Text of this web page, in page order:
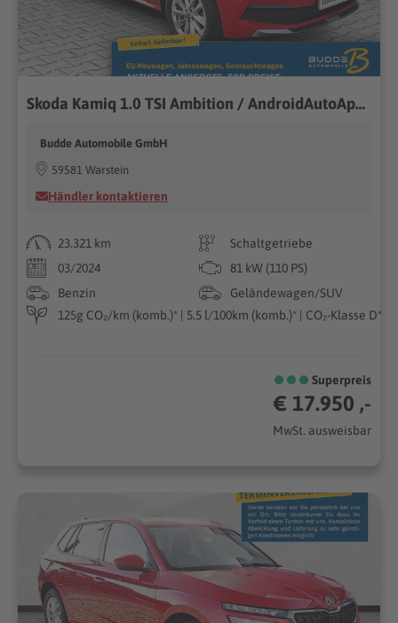
Skoda Kamiq 1.0 TSI Ambition / AndroidAutoAppleCarPlay
Budde Automobile GmbH
59581 Warstein
Händler kontaktieren
23.321 km
Schaltgetriebe
03/2024
81 kW (110 PS)
Benzin
Geländewagen/SUV
125g CO₂/km (komb.)* | 5.5 l/100km (komb.)* | CO₂-Klasse D*
Superpreis
€ 17.950 ,-
MwSt. ausweisbar